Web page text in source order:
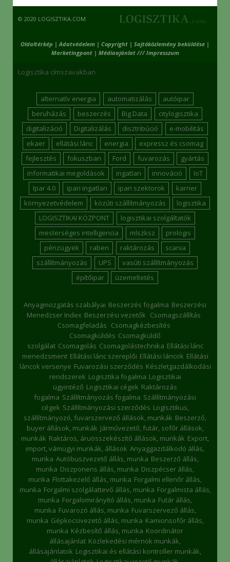
© 2020 LOGISZTIKA.COM
Oldaltérkép | Adatvédelem | Copyright | Sajtóközlemény beküldése |
Marketingpont| Médiaajánlat /// Impresszum
Logisztika címszavakban
alternatív energia automatizálás
autóipar
beruházás
beszerzés Big Data
citylogisztika
digitalizáció
Digitalizálás disztribúció
e-mobilitás
ekaer
ellátási lánc energia
expressz és csomag
fejlesztés
fokuszban Ford fuvarozás
gyártás
informatikai megoldások
ingatlan innováció
IoT
Ipar 4.0
ipari ingatlan ipari szektorok
karrier
környezetvédelem
közúti szállítmányozás
logisztika
LOGISZTIKAI KÖZPONT
logisztikai szolgáltatók
mesterséges intelligencia
mlszksz
prologis
pénzügyek
raben raktározás
scania
szállítmányozás
UPS
vasúti szállítmányozás
építőipar
üzemeltetés
Anyagmozgatás szabályai Beszerzés fogalma Beszerzési
Menedzser Index Beszerzési vezetők Csomagszállítás
Csomagfeladás Csomagkézbesítés
Csomagküldés Csomagküldő
szolgálat Csomagolás Csomagolástechnika Ellátási lánc
menedzsment Ellátási lánc szereplői Ellátási láncok Ellátási
láncok versenye Fuvarozási szerződés Készletgazdálkodási
rendszerek Logisztika fogalma Logisztikai
ügyintéző Logisztikai cégek Raktározás
fogalma Szállítmányozás fogalma Szállítmányozási
cégek Szállítmányozási szerződés Logisztikus,
szállítmányozó, fuvarszervező állások, munkák Beszerző,
buyer állások, munkák Járművezető, futár, sofőr állások,
munkák Raktáros, áruösszekészítő állások, munkák Export,
import, vámügyi munkák, állások Anyaggazdálkodó állás,
munka Autóbuszvezető állás, munka Beszerző állás,
munka Diszponens állás, munka Diszpécser állás,
munka Flottakezelő állás, munka Forgalmi ellenőr állás,
munka Forgalmi szolgálattevő állás, munka Forgalmista állás,
munka Forgalomirányító állás, munka Futár állás,
munka Fuvarozó állás, munka Fuvarszervező állás,
munka Gépkocsivezető állás, munka Kamionsofőr állás,
munka Kézbesítő állás, munka Koordinátor
állásajánlat Közlekedési mérnök munkák,
állásajánlatok Logisztikai és ellátási kontroller munkák,